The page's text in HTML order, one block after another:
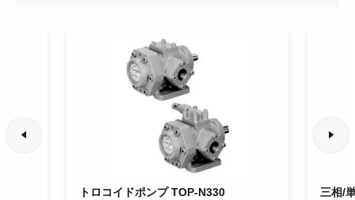
トロコイドポンプ TOP-N330
三相/